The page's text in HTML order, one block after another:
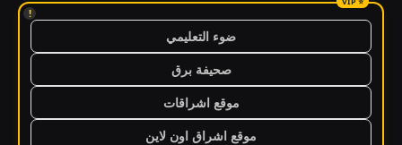
!
ضوء التعليمي
صحيفة برق
موقع اشراقات
موقع اشراق اون لاين